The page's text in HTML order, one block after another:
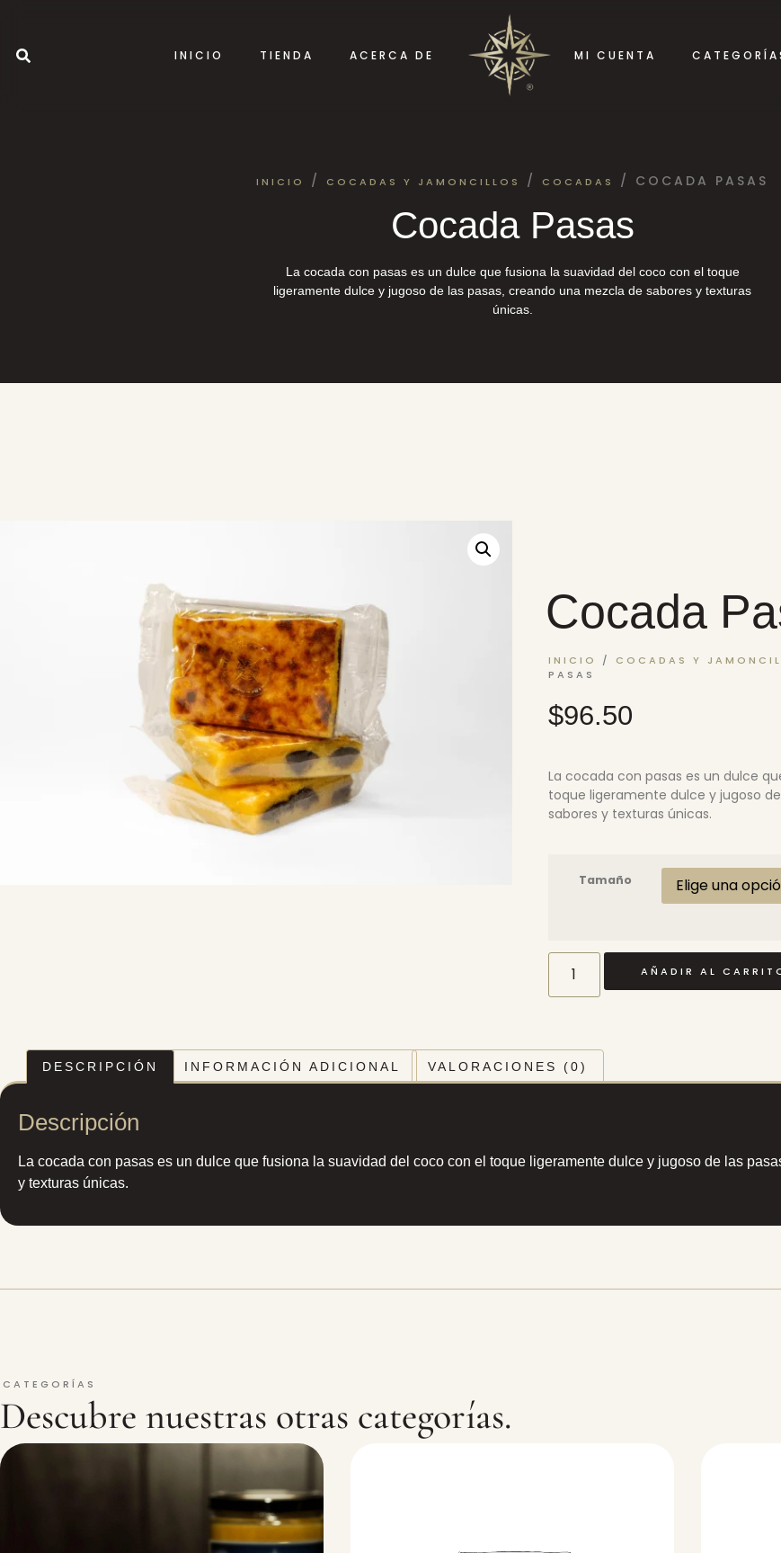
INICIO TIENDA ACERCA DE MI CUENTA
INICIO / COCADAS Y JAMONCILLOS / COCADAS / COCADA PASAS
Cocada Pasas
La cocada con pasas es un dulce que fusiona la suavidad del coco con el toque
ligeramente dulce y jugoso de las pasas, creando una mezcla de sabores y texturas
únicas.
Cocada
INICIO / COCADAS Y
PASAS
$96.50
La cocada con pasas es un dulce
toque ligeramente dulce y jugoso
sabores y texturas únicas.
Tamaño
AÑADIR AL
DESCRIPCIÓN INFORMACIÓN ADICIONAL VALORACIONES (0)
Descripción
La cocada con pasas es un dulce que fusiona la suavidad del coco con el toque ligeramente dulce y jugoso de las
y texturas únicas.
CATEGORÍAS
Descubre nuestras otras categorías.